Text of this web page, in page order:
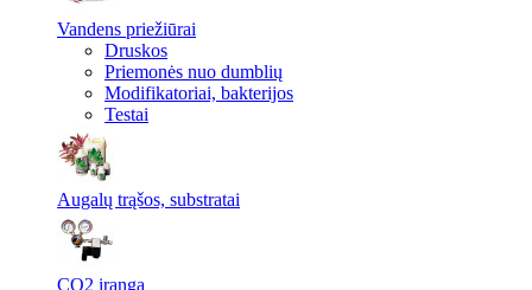
Vandens priežiūrai
Druskos
Priemonės nuo dumblių
Modifikatoriai, bakterijos
Testai
Augalų trąšos, substratai
CO2 įranga